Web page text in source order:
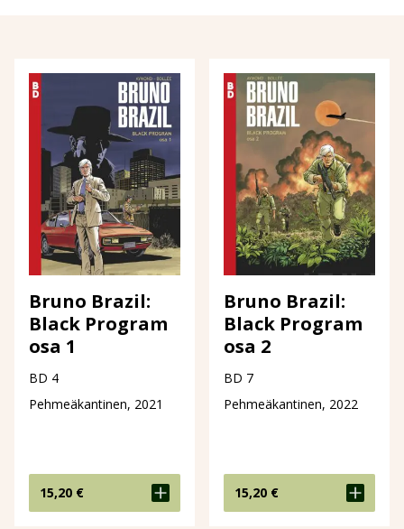
Bruno Brazil:
Black Program
osa 1
BD 4
Pehmeäkantinen, 2021
15,20 €
Bruno Brazil:
Black Program
osa 2
BD 7
Pehmeäkantinen, 2022
15,20 €